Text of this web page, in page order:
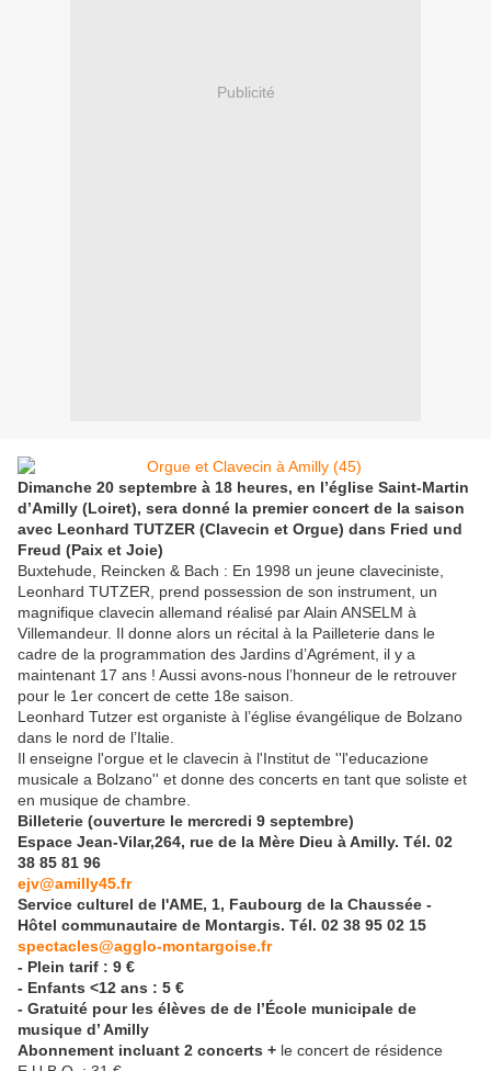
Publicité
Dimanche 20 septembre à 18 heures, en l’église Saint-Martin
d’Amilly (Loiret), sera donné la premier concert de la saison
avec Leonhard TUTZER (Clavecin et Orgue) dans Fried und
Freud (Paix et Joie)
Buxtehude, Reincken & Bach : En 1998 un jeune claveciniste,
Leonhard TUTZER, prend possession de son instrument, un
magnifique clavecin allemand réalisé par Alain ANSELM à
Villemandeur. Il donne alors un récital à la Pailleterie dans le
cadre de la programmation des Jardins d’Agrément, il y a
maintenant 17 ans ! Aussi avons-nous l’honneur de le retrouver
pour le 1er concert de cette 18e saison.
Leonhard Tutzer est organiste à l’église évangélique de Bolzano
dans le nord de l’Italie.
Il enseigne l'orgue et le clavecin à l'Institut de ''l'educazione
musicale a Bolzano'' et donne des concerts en tant que soliste et
en musique de chambre.
Billeterie (ouverture le mercredi 9 septembre)
Espace Jean-Vilar,264, rue de la Mère Dieu à Amilly. Tél. 02
38 85 81 96
ejv@amilly45.fr
Service culturel de l'AME, 1, Faubourg de la Chaussée -
Hôtel communautaire de Montargis. Tél. 02 38 95 02 15
spectacles@agglo-montargoise.fr
- Plein tarif : 9 €
- Enfants <12 ans : 5 €
- Gratuité pour les élèves de de l’École municipale de
musique d’ Amilly
Abonnement incluant 2 concerts + le concert de résidence